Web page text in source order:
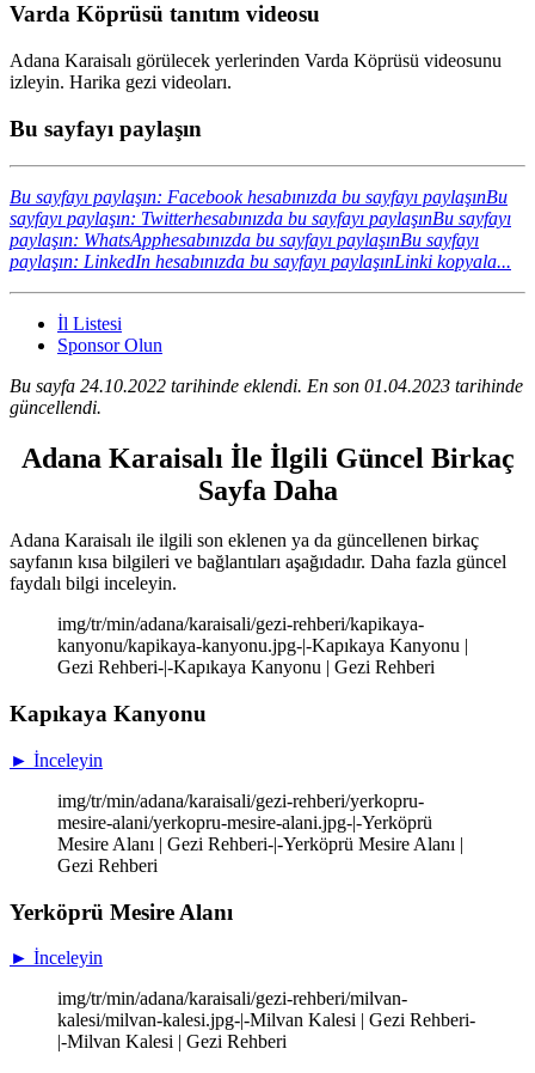
Varda Köprüsü tanıtım videosu
Adana Karaisalı görülecek yerlerinden Varda Köprüsü videosunu
izleyin. Harika gezi videoları.
Bu sayfayı paylaşın
Bu sayfayı paylaşın: Facebook hesabınızda bu sayfayı paylaşınBu
sayfayı paylaşın: Twitterhesabınızda bu sayfayı paylaşınBu sayfayı
paylaşın: WhatsApphesabınızda bu sayfayı paylaşınBu sayfayı
paylaşın: LinkedIn hesabınızda bu sayfayı paylaşınLinki kopyala...
İl Listesi
Sponsor Olun
Bu sayfa 24.10.2022 tarihinde eklendi. En son 01.04.2023 tarihinde
güncellendi.
Adana Karaisalı İle İlgili Güncel Birkaç
Sayfa Daha
Adana Karaisalı ile ilgili son eklenen ya da güncellenen birkaç
sayfanın kısa bilgileri ve bağlantıları aşağıdadır. Daha fazla güncel
faydalı bilgi inceleyin.
img/tr/min/adana/karaisali/gezi-rehberi/kapikaya-
kanyonu/kapikaya-kanyonu.jpg-|-Kapıkaya Kanyonu |
Gezi Rehberi-|-Kapıkaya Kanyonu | Gezi Rehberi
Kapıkaya Kanyonu
► İnceleyin
img/tr/min/adana/karaisali/gezi-rehberi/yerkopru-
mesire-alani/yerkopru-mesire-alani.jpg-|-Yerköprü
Mesire Alanı | Gezi Rehberi-|-Yerköprü Mesire Alanı |
Gezi Rehberi
Yerköprü Mesire Alanı
► İnceleyin
img/tr/min/adana/karaisali/gezi-rehberi/milvan-
kalesi/milvan-kalesi.jpg-|-Milvan Kalesi | Gezi Rehberi-
|-Milvan Kalesi | Gezi Rehberi